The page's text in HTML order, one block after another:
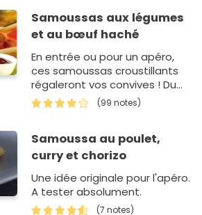
Samoussas aux légumes
et au bœuf haché
En entrée ou pour un apéro,
ces samoussas croustillants
régaleront vos convives ! Du
boeuf sauté, des carottes
citronnées, de la…
(99 notes)
Samoussa au poulet,
curry et chorizo
Une idée originale pour l'apéro.
A tester absolument.
(7 notes)